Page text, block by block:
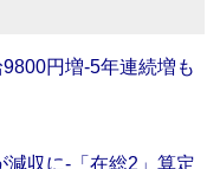
円増‐5年連続増も
減収に‐「在総2」算定